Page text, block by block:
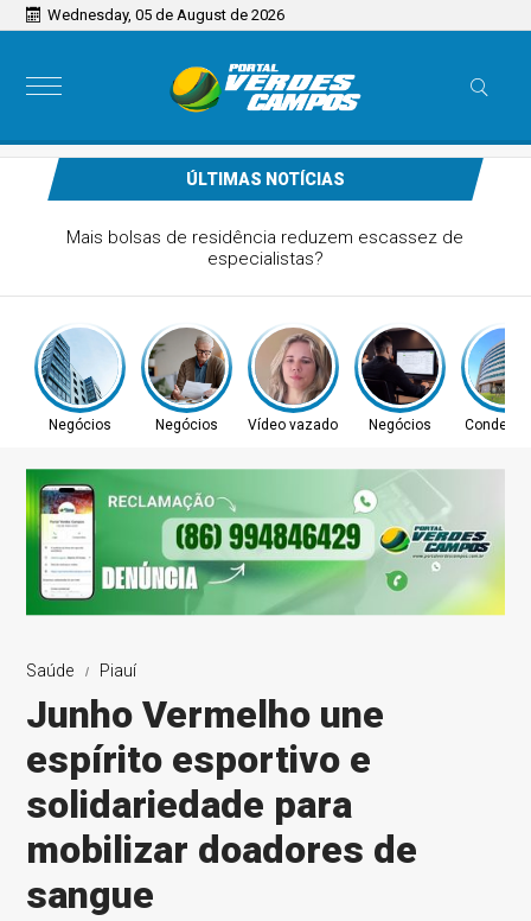
Wednesday, 05 de August de 2026
ÚLTIMAS NOTÍCIAS
Bolsonaro pede ao STF para receber os filhos no Dia dos
Pais
Negócios Negócios Vídeo vazado Negócios
Saúde Piauí
Junho Vermelho une
espírito esportivo e
solidariedade para
mobilizar doadores de
sangue